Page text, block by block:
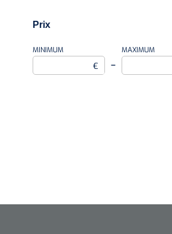
6 cm x 5 m
Prix
MINIMUM
€ –
MAXIMUM